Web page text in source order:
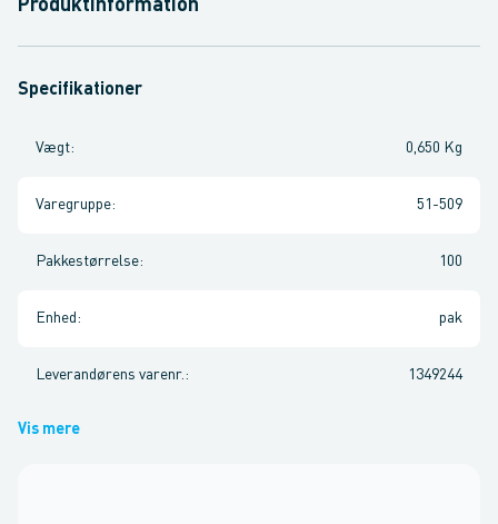
Produktinformation
Specifikationer
Vægt: 0,650 Kg
Varegruppe: 51-509
Pakkestørrelse: 100
Enhed : pak
Leverandørens varenr. : 1349244
Vis mere